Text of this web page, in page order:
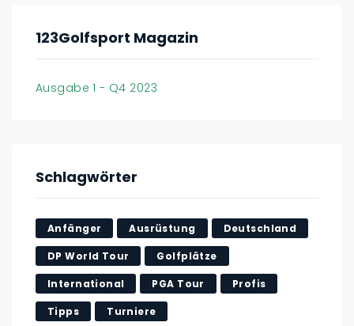
123Golfsport Magazin
Ausgabe 1 - Q4 2023
Schlagwörter
Anfänger Ausrüstung Deutschland
DP World Tour Golfplätze
International PGA Tour Profis
Tipps Turniere